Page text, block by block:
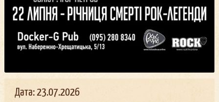
Дата: 23.07.2026